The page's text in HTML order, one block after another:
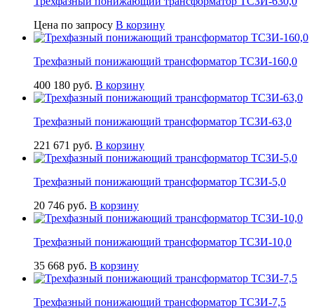
Цена по запросу В корзину
Трехфазный понижающий трансформатор ТСЗИ-160,0
400 180 руб. В корзину
Трехфазный понижающий трансформатор ТСЗИ-63,0
221 671 руб. В корзину
Трехфазный понижающий трансформатор ТСЗИ-5,0
20 746 руб. В корзину
Трехфазный понижающий трансформатор ТСЗИ-10,0
35 668 руб. В корзину
Трехфазный понижающий трансформатор ТСЗИ-7,5